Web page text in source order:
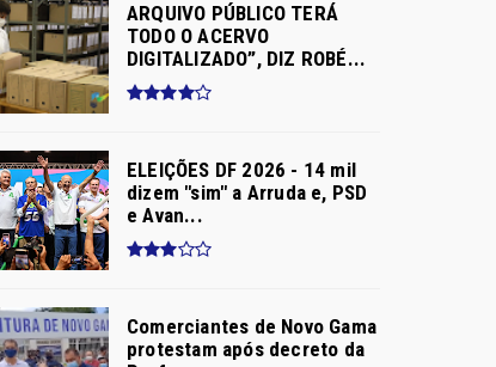
ARQUIVO PÚBLICO TERÁ
TODO O ACERVO
DIGITALIZADO”, DIZ ROBÉ...
ELEIÇÕES DF 2026 - 14 mil
dizem "sim" a Arruda e, PSD
e Avan...
Comerciantes de Novo Gama
protestam após decreto da